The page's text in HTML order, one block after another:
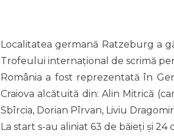
Localitatea germană Ratzeburg a
Trofeului internațional de scrimă
România a fost reprezentată în
Craiova alcătuită din: Alin Mitrică
Sbîrcia, Dorian Pîrvan, Liviu
La start s-au aliniat 63 de băieți și